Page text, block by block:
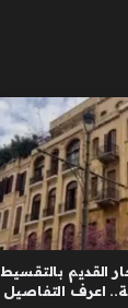
القديم بالتقسيط
اعرف التفاصيل